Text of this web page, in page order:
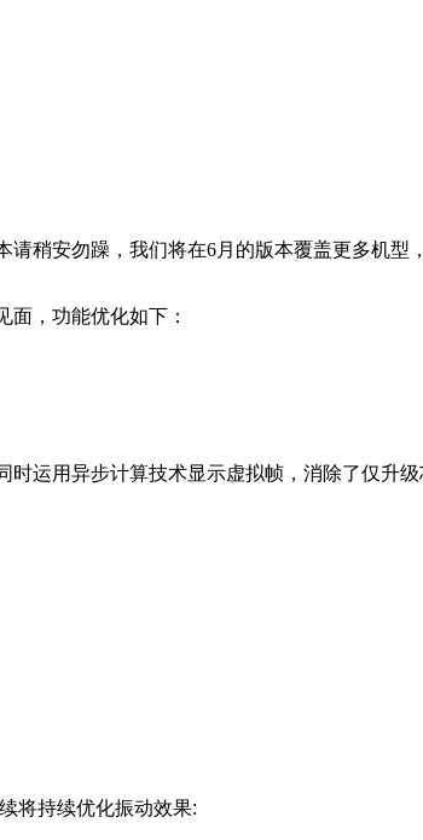
稍安勿躁，我们将在6月的版本覆盖更多机型
，功能优化如下：
运用异步计算技术显示虚拟帧，消除了仅升
将持续优化振动效果: